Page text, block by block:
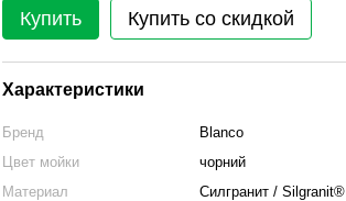
Купить Купить со скидкой
Характеристики
Бренд
Blanco
Цвет мойки
чорний
Материал
Cилгранит / Silgranit®